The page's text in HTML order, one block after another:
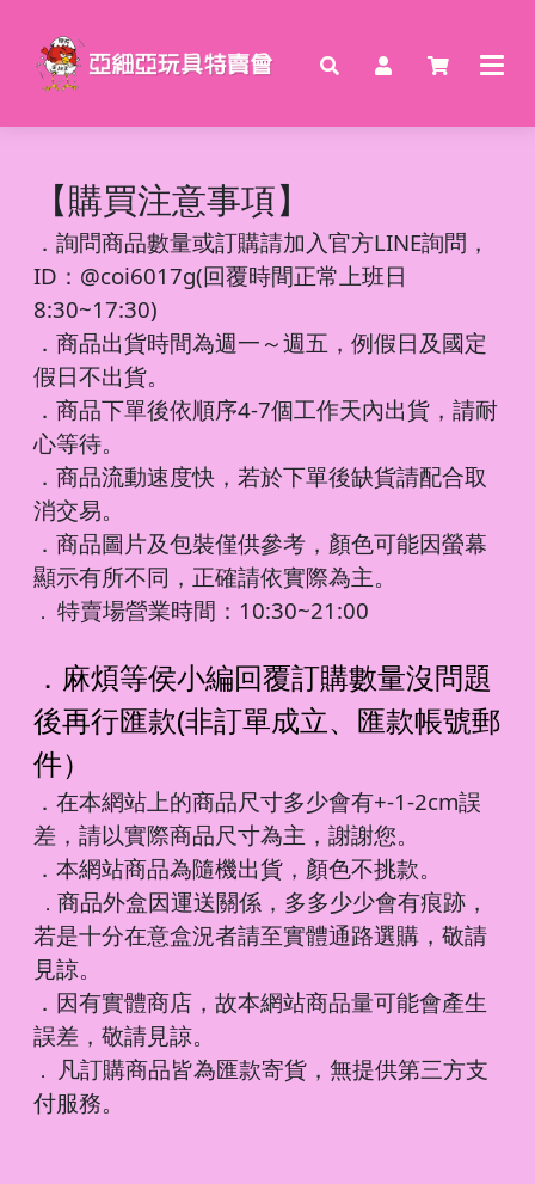
【購買注意事項】
． 詢問商品數量或訂購請加入官方LINE詢問，
ID：@coi6017g(回覆時間正常上班日
8:30~17:30)
．商品出貨時間為週一～週五，例假日及國定
假日不出貨。
．商品下單後依順序4-7個工作天內出貨，請耐
心等待。
．商品流動速度快，若於下單後缺貨請配合取
消交易。
．商品圖片及包裝僅供參考，顏色可能因螢幕
顯示有所不同，正確請依實際為主。
． 特賣場營業時間：10:30~21:00
．麻煩等侯小編回覆訂購數量沒問題
後再行匯款(非訂單成立、匯款帳號郵
件）
．在本網站上的商品尺寸多少會有+-1-2cm誤
差，請以實際商品尺寸為主，謝謝您。
．本網站商品為隨機出貨，顏色不挑款。
． 商品外盒因運送關係，多多少少會有痕跡，
若是十分在意盒況者請至實體通路選購，敬請
見諒。
．因有實體商店，故本網站商品量可能會產生
誤差，敬請見諒。
． 凡訂購商品皆為匯款寄貨，無提供第三方支
付服務。